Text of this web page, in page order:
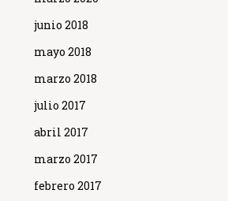
junio 2018
mayo 2018
marzo 2018
julio 2017
abril 2017
marzo 2017
febrero 2017